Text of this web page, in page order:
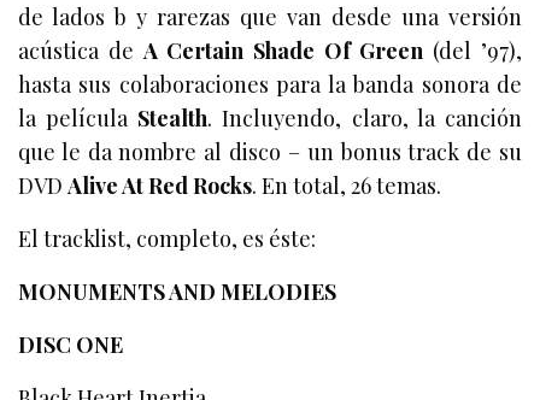
de lados b y rarezas que van desde una versión
acústica de A Certain Shade Of Green (del ’97),
hasta sus colaboraciones para la banda sonora de
la película Stealth. Incluyendo, claro, la canción
que le da nombre al disco – un bonus track de su
DVDAlive At Red Rocks. En total, 26 temas.
El tracklist, completo, es éste:
MONUMENTS AND MELODIES
DISC ONE